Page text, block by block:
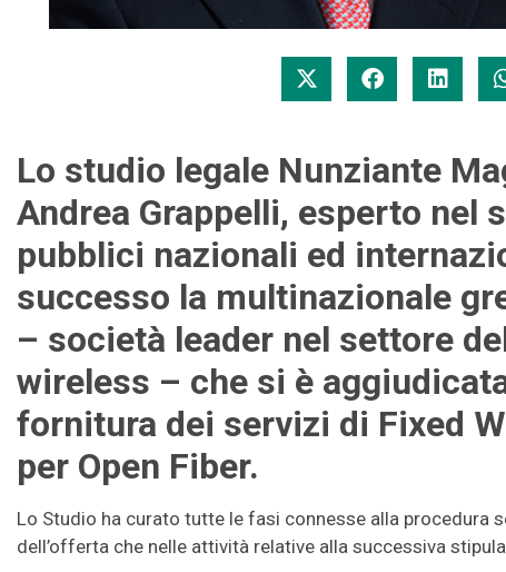
Lo studio legale Nunziante
Andrea Grappelli, esperto nel
pubblici nazionali ed
successo la multinazionale
– società leader nel settore
wireless – che si è
fornitura dei servizi di Fixed
per Open Fiber.
Lo Studio ha curato tutte le fasi connesse alla procedura
dell’offerta che nelle attività relative alla successiva